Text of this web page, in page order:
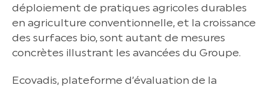
déploiement de pratiques agricoles durables
en agriculture conventionnelle, et la croissance
des surfaces bio, sont autant de mesures
concrètes illustrant les avancées du Groupe.
Ecovadis, plateforme d’évaluation de la